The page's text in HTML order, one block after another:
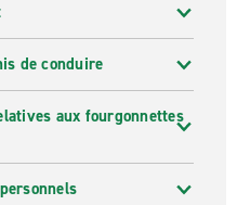
de conduire
aux fourgonnettes